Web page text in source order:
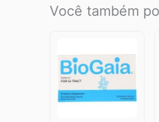
Você também